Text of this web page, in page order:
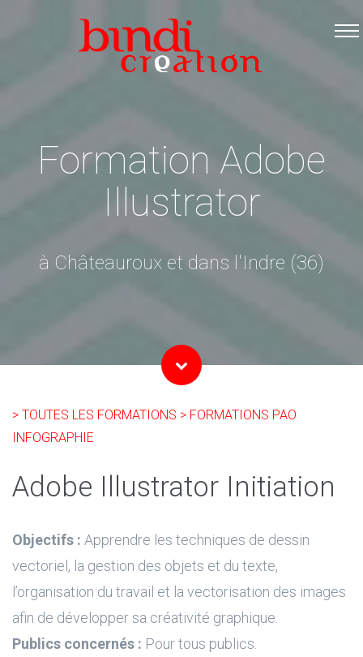
Accueil
Les formations
Infos pratiques
Contact
Formation Adobe
Illustrator
à Châteauroux et dans l'Indre (36)
> TOUTES LES FORMATIONS > FORMATIONS PAO
INFOGRAPHIE
Adobe Illustrator Initiation
Objectifs : Apprendre les techniques de dessin
vectoriel, la gestion des objets et du texte,
l’organisation du travail et la vectorisation des images
afin de développer sa créativité graphique.
Publics concernés : Pour tous publics.